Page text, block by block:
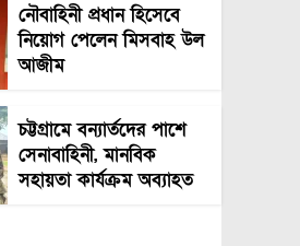
নৌবাহিনী প্রধান হিসেবে
নিয়োগ পেলেন মিসবাহ উল
আজীম
চট্টগ্রামে বন্যার্তদের পাশে
সেনাবাহিনী, মানবিক
সহায়তা কার্যক্রম অব্যাহত